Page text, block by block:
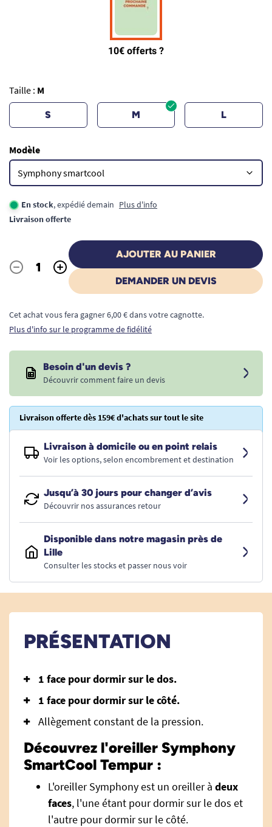
Taille : M
S M L
Modèle
En stock, expédié demain Plus d'info
Livraison offerte
Quantité
- +
AJOUTER AU PANIER
DEMANDER UN DEVIS
Cet achat vous fera gagner 6,00 € dans votre cagnotte.
Plus d'info sur le programme de fidélité
Besoin d'un devis ?
Découvrir comment faire un devis
Livraison offerte dès 159€ d'achats sur tout le site
Livraison à domicile ou en point relais
Voir les options, selon encombrement et destination
Jusqu’à 30 jours pour changer d’avis
Découvrir nos assurances retour
Disponible dans notre magasin près de
Lille
Consulter les stocks et passer nous voir
PRÉSENTATION
1 face pour dormir sur le dos.
1 face pour dormir sur le côté.
Allègement constant de la pression.
Découvrez l'oreiller Symphony
SmartCool Tempur :
L'oreiller Symphony est un oreiller à deux
faces, l'une étant pour dormir sur le dos et
l'autre pour dormir sur le côté.